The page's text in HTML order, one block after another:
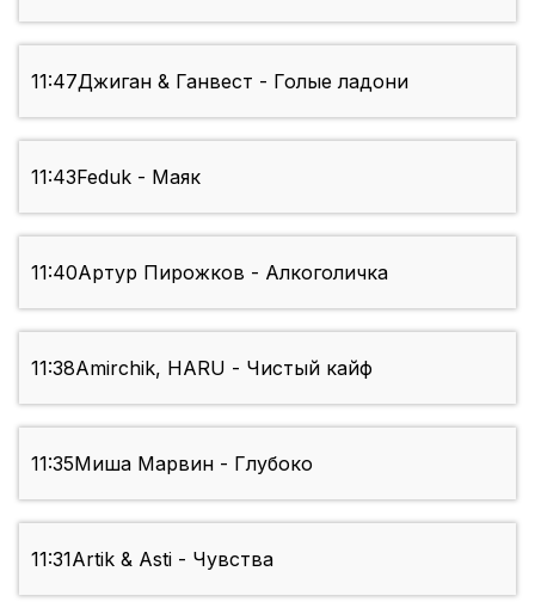
11:47Джиган & Ганвест - Голые ладони
11:43Feduk - Маяк
11:40Артур Пирожков - Алкоголичка
11:38Amirchik, HARU - Чистый кайф
11:35Миша Марвин - Глубоко
11:31Artik & Asti - Чувства